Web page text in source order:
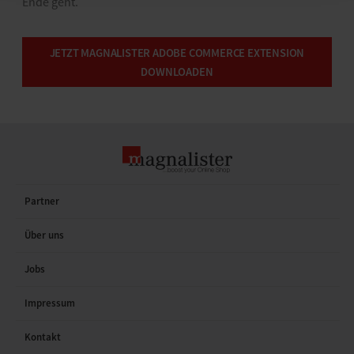
JETZT MAGNALISTER ADOBE COMMERCE EXTENSION
DOWNLOADEN
Partner
Über uns
Jobs
Impressum
Kontakt